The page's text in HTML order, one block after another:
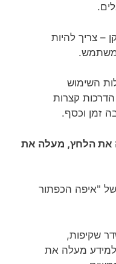
– צריך להיות
השימוש
קצרות
זמן וכסף.
את הלחץ, מעלה את
"איפה הכפתור
שקיפות,
למידע מעלה את